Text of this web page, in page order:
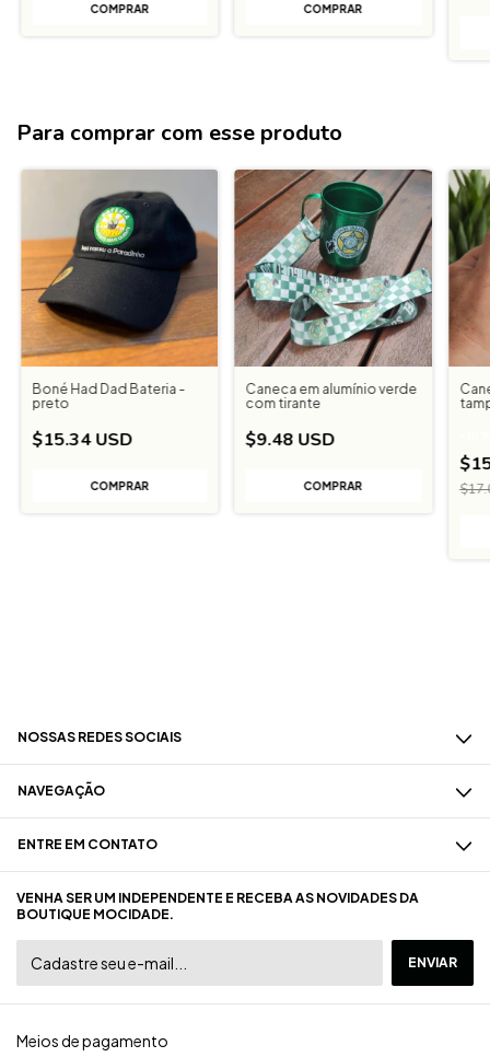
COMPRAR COMPRAR
Para comprar com esse produto
Boné Had Dad Bateria -
preto
$15.34 USD
Caneca em alumínio verde
com tirante
$9.48 USD
NOSSAS REDES SOCIAIS
NAVEGAÇÃO
ENTRE EM CONTATO
VENHA SER UM INDEPENDENTE E RECEBA AS NOVIDADES DA
BOUTIQUE MOCIDADE.
Meios de pagamento